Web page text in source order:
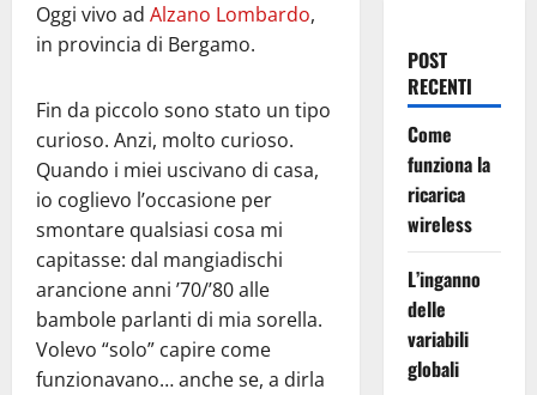
Oggi vivo ad Alzano Lombardo,
in provincia di Bergamo.
Fin da piccolo sono stato un tipo
curioso. Anzi, molto curioso.
Quando i miei uscivano di casa,
io coglievo l’occasione per
smontare qualsiasi cosa mi
capitasse: dal mangiadischi
arancione anni ’70/’80 alle
bambole parlanti di mia sorella.
Volevo “solo” capire come
funzionavano… anche se, a dirla
POST
RECENTI
Come
funziona la
ricarica
wireless
L’inganno
delle
variabili
globali